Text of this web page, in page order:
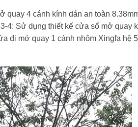
quay 4 cánh kính dán an toàn
4: Sử dụng thiết kế cửa sổ mở quay
đi mở quay 1 cánh nhôm Xingfa hệ